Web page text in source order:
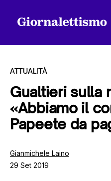
Tutti gli articoli
Chi siamo
ATTUALITÀ
Gualtieri sulla
«Abbiamo il
Papeete da
Gianmichele Laino
29 Set 2019